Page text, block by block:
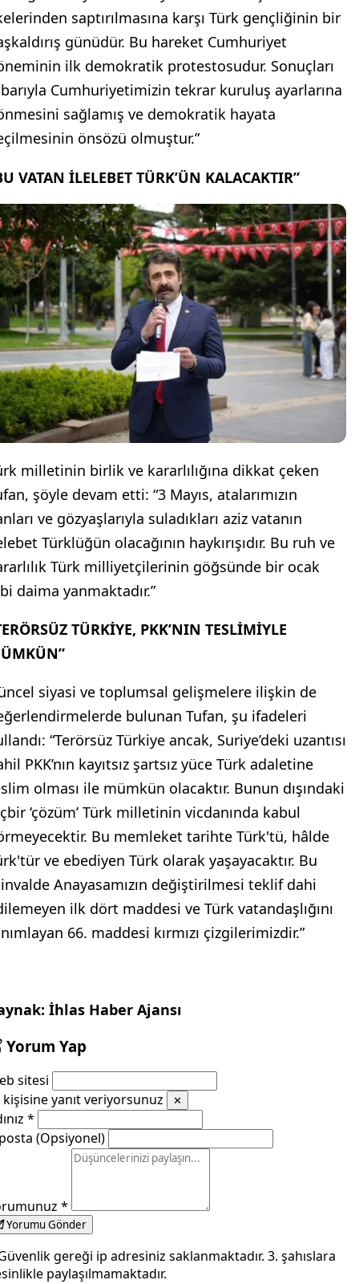
saptırılmasına karşı Türk gençliğinin bir
günüdür. Bu hareket Cumhuriyet
ilk demokratik protestosudur. Sonuçları
Cumhuriyetimizin tekrar kuruluş ayarlarına
sağlamış ve demokratik hayata
önsözü olmuştur.”
VATAN İLELEBET TÜRK’ÜN KALACAKTIR”
milletinin birlik ve kararlılığına dikkat çeken
şöyle devam etti: “3 Mayıs, atalarımızın
ve gözyaşlarıyla suladıkları aziz vatanın
Türklüğün olacağının haykırışıdır. Bu ruh ve
Türk milliyetçilerinin göğsünde bir ocak
daima yanmaktadır.”
TÜRKİYE, PKK’NIN TESLİMİYLE
siyasi ve toplumsal gelişmelere ilişkin de
bulunan Tufan, şu ifadeleri
“Terörsüz Türkiye ancak, Suriye’deki uzantısı
PKK’nın kayıtsız şartsız yüce Türk adaletine
olması ile mümkün olacaktır. Bunun dışındaki
‘çözüm’ Türk milletinin vicdanında kabul
Bu memleket tarihte Türk'tü, hâlde
ve ebediyen Türk olarak yaşayacaktır. Bu
Anayasamızın değiştirilmesi teklif dahi
ilk dört maddesi ve Türk vatandaşlığını
66. maddesi kırmızı çizgilerimizdir.”
İhlas Haber Ajansı
Yorum Yap
sitesi
kişisine yanıt veriyorsunuz
✕
*
(Opsiyonel)
*
Yorumu Gönder
gereği ip adresiniz saklanmaktadır. 3. şahıslara
paylaşılmamaktadır.